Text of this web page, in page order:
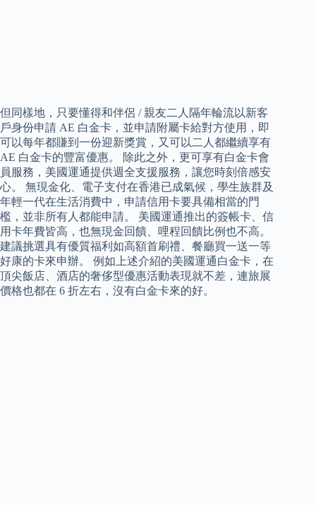
但同樣地，只要懂得和伴侶 / 親友二人隔年輪流以新客
戶身份申請 AE 白金卡，並申請附屬卡給對方使用，即
可以每年都賺到一份迎新獎賞，又可以二人都繼續享有
AE 白金卡的豐富優惠。 除此之外，更可享有白金卡會
員服務，美國運通提供週全支援服務，讓您時刻倍感安
心。 無現金化、電子支付在香港已成氣候，學生族群及
年輕一代在生活消費中，申請信用卡要具備相當的門
檻，並非所有人都能申請。 美國運通推出的簽帳卡、信
用卡年費皆高，也無現金回饋、哩程回饋比例也不高。
建議挑選具有優質福利如高額首刷禮、餐廳買一送一等
好康的卡來申辦。 例如上述介紹的美國運通白金卡，在
頂尖飯店、酒店的奢侈型優惠活動表現就不差，連旅展
價格也都在 6 折左右，沒有白金卡來的好。